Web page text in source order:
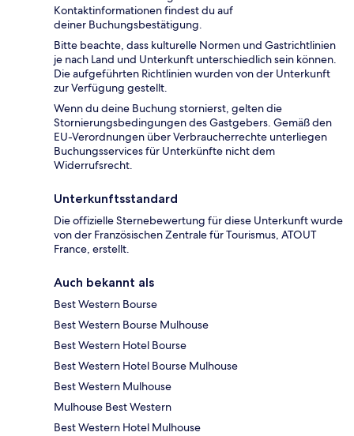
Kontaktinformationen findest du auf
deiner Buchungsbestätigung.
Bitte beachte, dass kulturelle Normen und Gastrichtlinien
je nach Land und Unterkunft unterschiedlich sein können.
Die aufgeführten Richtlinien wurden von der Unterkunft
zur Verfügung gestellt.
Wenn du deine Buchung stornierst, gelten die
Stornierungsbedingungen des Gastgebers. Gemäß den
EU-Verordnungen über Verbraucherrechte unterliegen
Buchungsservices für Unterkünfte nicht dem
Widerrufsrecht.
Unterkunftsstandard
Die offizielle Sternebewertung für diese Unterkunft wurde
von der Französischen Zentrale für Tourismus, ATOUT
France, erstellt.
Auch bekannt als
Best Western Bourse
Best Western Bourse Mulhouse
Best Western Hotel Bourse
Best Western Hotel Bourse Mulhouse
Best Western Mulhouse
Mulhouse Best Western
Best Western Hotel Mulhouse